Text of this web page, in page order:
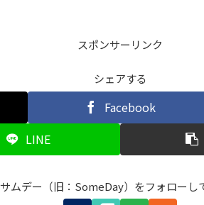
スポンサーリンク
シェアする
Facebook
LINE
サムデー（旧：SomeDay）をフォローし